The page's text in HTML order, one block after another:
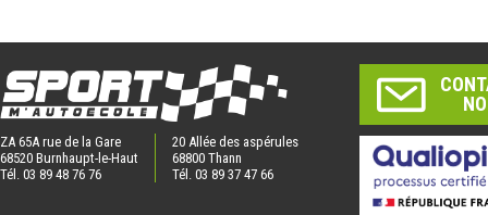
ZA 65A rue de la Gare
68520 Burnhaupt-le-Haut
Tél. 03 89 48 76 76
20 Allée des aspérules
68800 Thann
Tél. 03 89 37 47 66